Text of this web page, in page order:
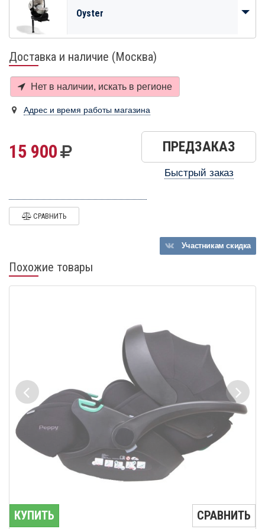
Oyster
Доставка и наличие (Москва)
Нет в наличии, искать в регионе
Адрес и время работы магазина
15 900 ПРЕДЗАКАЗ
Быстрый заказ
СРАВНИТЬ
Участникамскидка
Похожие товары
КУПИТЬ СРАВНИТЬ